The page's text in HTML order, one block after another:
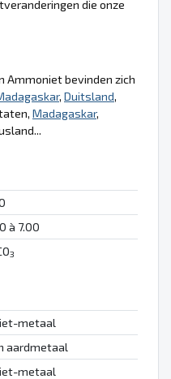
die onze
Ammoniet bevinden zich
, Duitsland,
Madagaskar,
à 7.00
3
metaal
aardmetaal
metaal